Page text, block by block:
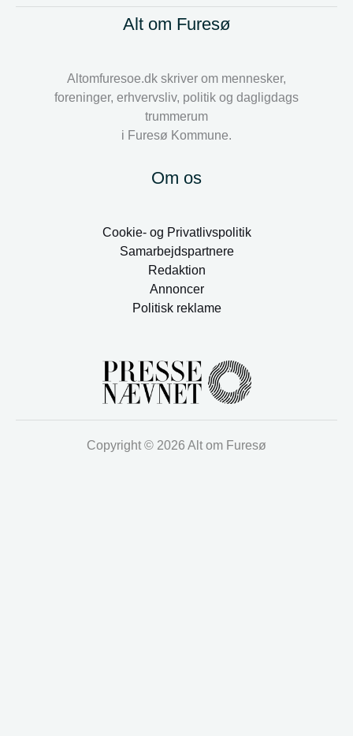
Alt om Furesø
Altomfuresoe.dk skriver om mennesker,
foreninger, erhvervsliv, politik og dagligdags
trummerum
i Furesø Kommune.
Om os
Cookie- og Privatlivspolitik
Samarbejdspartnere
Redaktion
Annoncer
Politisk reklame
Copyright © 2026 Alt om Furesø